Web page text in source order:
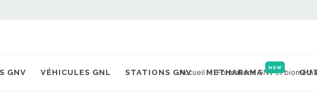
GNV VÉHICULES GNL STATIONS GNV METHARAMA
NEW
Accueil Formations GNV et